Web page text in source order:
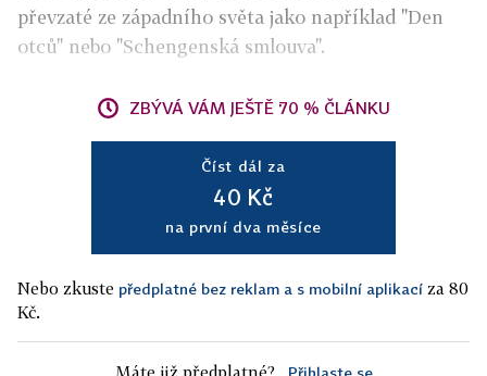
převzaté ze západního světa jako například "Den
otců" nebo "Schengenská smlouva".
ZBÝVÁ VÁM JEŠTĚ 70 % ČLÁNKU
Číst dál za
40 Kč
na první dva měsíce
Nebo zkuste předplatné bez reklam a s mobilní aplikací za 80
Kč.
Máte již předplatné? Přihlaste se